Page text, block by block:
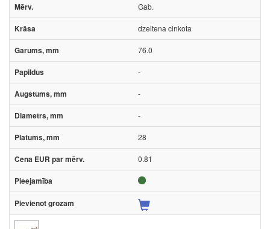
Gab.
dzeltena cinkota
76.0
-
-
-
28
0.81